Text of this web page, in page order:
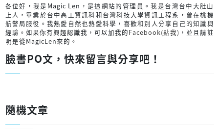
各位好，我是Magic Len，是這網站的管理員。我是台灣台中大肚山
上人，畢業於台中高工資訊科和台灣科技大學資訊工程系，曾在桃機
航警局服役。我熱愛自然也熱愛科學，喜歡和別人分享自己的知識與
經驗。如果你有興趣認識我，可以加我的Facebook(點我) ，並且請註
明是從MagicLen來的。
臉書PO文，快來留言與分享吧！
隨機文章